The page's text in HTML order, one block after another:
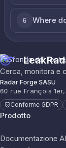
6 Where
Cerca, monitora e
Radar Forge SASU
60 rue François
Conforme GDPR
Prodotto
Documentazione